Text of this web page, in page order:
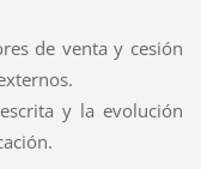
de venta y cesión
y la evolución